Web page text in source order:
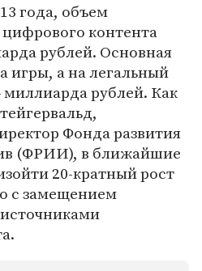
года, объем
контента
рублей. Основная
игры, а на легальный
рублей. Как
Фонда развития
(ФРИИ), в ближайшие
20-кратный рост
с замещением